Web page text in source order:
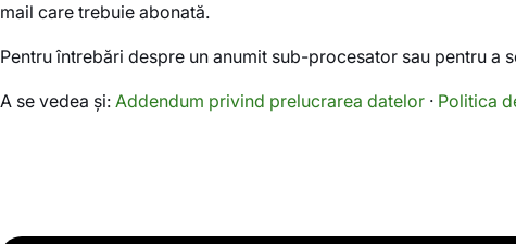
mail care trebuie abonată.
Pentru întrebări despre un anumit sub-procesator sau pentru
A se vedea și: Addendum privind prelucrarea datelor · Politica